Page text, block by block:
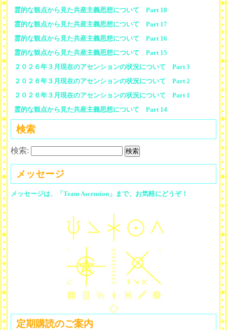
霊的な観点から見た共産主義思想について Part 18
霊的な観点から見た共産主義思想について Part 17
霊的な観点から見た共産主義思想について Part 16
霊的な観点から見た共産主義思想について Part 15
２０２６年３月現在のアセンションの状況について Part 3
２０２６年３月現在のアセンションの状況について Part 2
２０２６年３月現在のアセンションの状況について Part 1
霊的な観点から見た共産主義思想について Part 14
検索
検索:
メッセージ
メッセージは、「Team Ascension」まで、お気軽にどうぞ！
定期購読のご案内